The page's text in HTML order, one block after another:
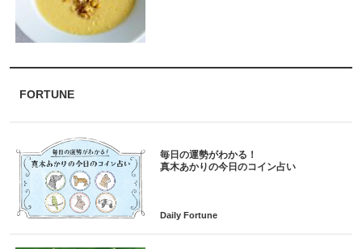
FORTUNE
毎日の運勢がわかる！